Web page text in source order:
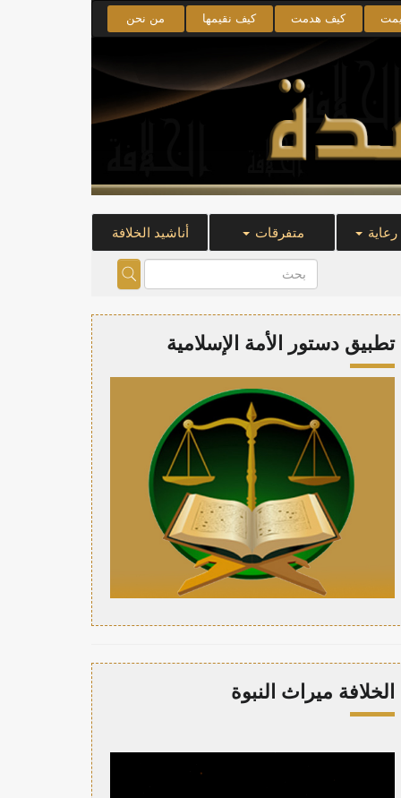
كيف هدمت كيف نقيمها من نحن
متفرقات أناشيد الخلافة
تطبيق دستور الأمة الإسلامية
الخلافة ميراث النبوة